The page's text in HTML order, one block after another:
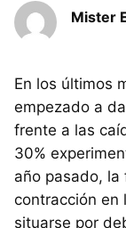
Mister
En los últimos
empezado a
frente a las
30%
año pasado,
contracción en
situarse por